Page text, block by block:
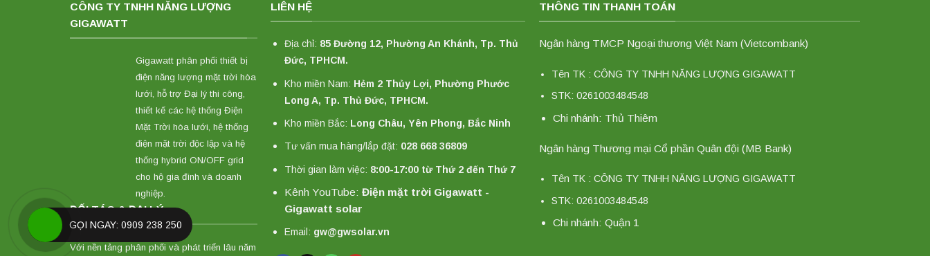
CÔNG TY TNHH NĂNG LƯỢNG
GIGAWATT
Gigawatt phân phối thiết bị
điện năng lượng mặt trời hòa
lưới, hỗ trợ Đại lý thi công,
thiết kế các hệ thống Điện
Mặt Trời hòa lưới, hệ thống
điện mặt trời độc lập và hệ
thống hybrid ON/OFF grid
cho hộ gia đình và doanh
nghiệp.
ĐỐI TÁC & ĐẠI LÝ
Với nền tảng phân phối và phát triển lâu năm
LIÊN HỆ
Địa chỉ: 85 Đường 12, Phường An Khánh, Tp. Thủ
Đức, TPHCM.
Kho miền Nam: Hẻm 2 Thủy Lợi, Phường Phước
Long A, Tp. Thủ Đức, TPHCM.
Kho miền Bắc: Long Châu, Yên Phong, Bắc Ninh
Tư vấn mua hàng/lắp đặt: 028 668 36809
Thời gian làm việc: 8:00-17:00 từ Thứ 2 đến Thứ 7
Kênh YouTube:Điện mặt trời Gigawatt -
Gigawatt solar
Email: gw@gwsolar.vn
THÔNG TIN THANH TOÁN
Ngân hàng TMCP Ngoại thương Việt Nam (Vietcombank)
Tên TK : CÔNG TY TNHH NĂNG LƯỢNG GIGAWATT
STK: 0261003484548
Chi nhánh: Thủ Thiêm
Ngân hàng Thương mại Cổ phần Quân đội (MB Bank)
Tên TK : CÔNG TY TNHH NĂNG LƯỢNG GIGAWATT
STK: 0261003484548
Chi nhánh: Quận 1
GỌI NGAY: 0909 238 250